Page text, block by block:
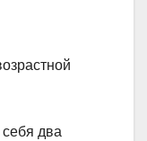
два